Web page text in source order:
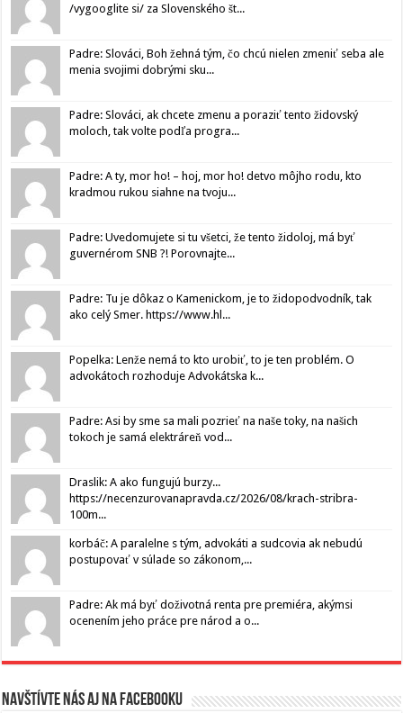
/vygooglite si/ za Slovenského št...
Padre: Slováci, Boh žehná tým, čo chcú nielen zmeniť seba ale
menia svojimi dobrými sku...
Padre: Slováci, ak chcete zmenu a poraziť tento židovský
moloch, tak volte podľa progra...
Padre: A ty, mor ho! – hoj, mor ho! detvo môjho rodu, kto
kradmou rukou siahne na tvoju...
Padre: Uvedomujete si tu všetci, že tento židoloj, má byť
guvernérom SNB ?! Porovnajte...
Padre: Tu je dôkaz o Kamenickom, je to židopodvodník, tak
ako celý Smer. https://www.hl...
Popelka: Lenže nemá to kto urobiť, to je ten problém. O
advokátoch rozhoduje Advokátska k...
Padre: Asi by sme sa mali pozrieť na naše toky, na našich
tokoch je samá elektráreň vod...
Draslik: A ako fungujú burzy...
https://necenzurovanapravda.cz/2026/08/krach-stribra-
100m...
korbáč: A paralelne s tým, advokáti a sudcovia ak nebudú
postupovať v súlade so zákonom,...
Padre: Ak má byť doživotná renta pre premiéra, akýmsi
ocenením jeho práce pre národ a o...
Navštívte nás aj na Facebooku